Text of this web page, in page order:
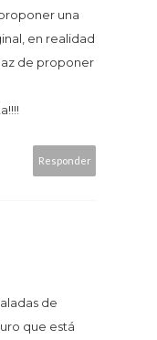
una
en realidad
de proponer
Responder
de
que está